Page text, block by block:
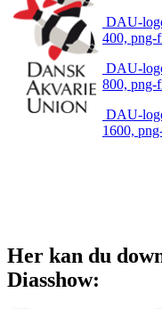
DAU-
400, png-
DAU-
800, png-
DAU-
1600,
Her kan du
Diasshow: